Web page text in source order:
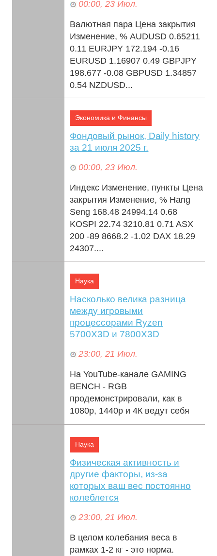
00:00, 23 Июл.
Валютная пара Цена закрытия
Изменение, % AUDUSD 0.65211
0.11 EURJPY 172.194 -0.16
EURUSD 1.16907 0.49 GBPJPY
198.677 -0.08 GBPUSD 1.34857
0.54 NZDUSD...
Экономика и Финансы
Фондовый рынок, Daily history
за 21 июля 2025 г.
00:00, 23 Июл.
Индекс Изменение, пункты Цена
закрытия Изменение, % Hang
Seng 168.48 24994.14 0.68
KOSPI 22.74 3210.81 0.71 ASX
200 -89 8668.2 -1.02 DAX 18.29
24307....
Наука
Насколько велика разница
между игровыми
процессорами Ryzen
5700X3D и 7800X3D
23:00, 21 Июл.
На YouTube-канале GAMING
BENCH - RGB
продемонстрировали, как в
1080р, 1440р и 4К ведут себя
5700Х3D и 7800Х3D. Тестовый
стенд включал матплату
Gigaby...
Наука
Физическая активность и
другие факторы, из-за
которых ваш вес постоянно
колеблется
23:00, 21 Июл.
В целом колебания веса в
рамках 1-2 кг - это норма.